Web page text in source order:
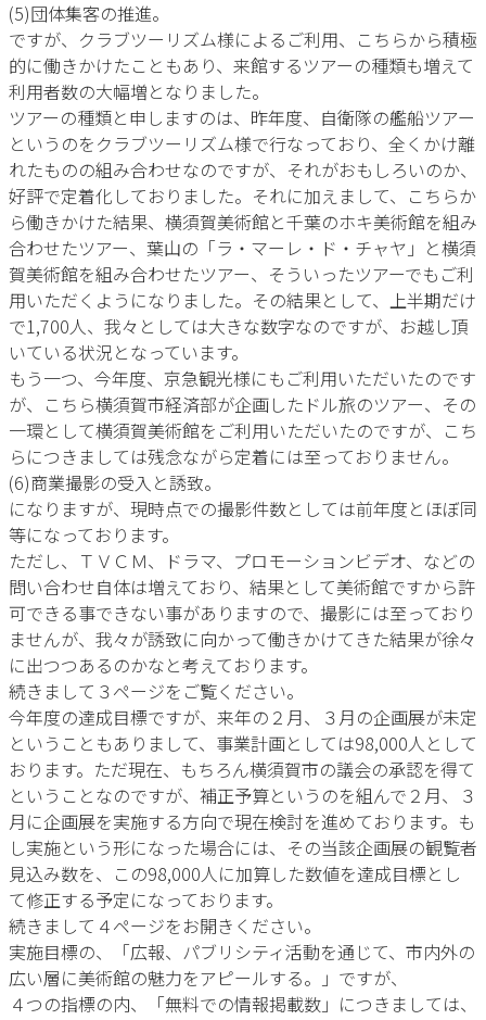
(5)団体集客の推進。
ですが、クラブツーリズム様によるご利用、こちらから積極
的に働きかけたこともあり、来館するツアーの種類も増えて
利用者数の大幅増となりました。
ツアーの種類と申しますのは、昨年度、自衛隊の艦船ツアー
というのをクラブツーリズム様で行なっており、全くかけ離
れたものの組み合わせなのですが、それがおもしろいのか、
好評で定着化しておりました。それに加えまして、こちらか
ら働きかけた結果、横須賀美術館と千葉のホキ美術館を組み
合わせたツアー、葉山の「ラ・マーレ・ド・チャヤ」と横須
賀美術館を組み合わせたツアー、そういったツアーでもご利
用いただくようになりました。その結果として、上半期だけ
で1,700人、我々としては大きな数字なのですが、お越し頂
いている状況となっています。
もう一つ、今年度、京急観光様にもご利用いただいたのです
が、こちら横須賀市経済部が企画したドル旅のツアー、その
一環として横須賀美術館をご利用いただいたのですが、こち
らにつきましては残念ながら定着には至っておりません。
(6)商業撮影の受入と誘致。
になりますが、現時点での撮影件数としては前年度とほぼ同
等になっております。
ただし、ＴＶＣＭ、ドラマ、プロモーションビデオ、などの
問い合わせ自体は増えており、結果として美術館ですから許
可できる事できない事がありますので、撮影には至っており
ませんが、我々が誘致に向かって働きかけてきた結果が徐々
に出つつあるのかなと考えております。
続きまして３ページをご覧ください。
今年度の達成目標ですが、来年の２月、３月の企画展が未定
ということもありまして、事業計画としては98,000人として
おります。ただ現在、もちろん横須賀市の議会の承認を得て
ということなのですが、補正予算というのを組んで２月、３
月に企画展を実施する方向で現在検討を進めております。も
し実施という形になった場合には、その当該企画展の観覧者
見込み数を、この98,000人に加算した数値を達成目標とし
て修正する予定になっております。
続きまして４ページをお開きください。
実施目標の、「広報、パブリシティ活動を通じて、市内外の
広い層に美術館の魅力をアピールする。」ですが、
４つの指標の内、「無料での情報掲載数」につきましては、